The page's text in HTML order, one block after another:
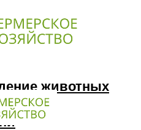
животных